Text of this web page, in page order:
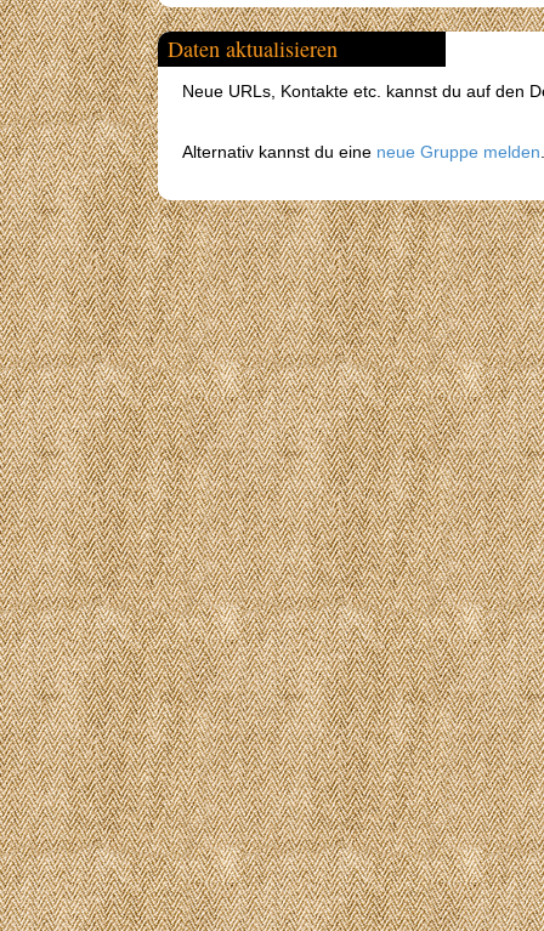
Daten aktualisieren
Neue URLs, Kontakte etc. kannst du auf den
Alternativ kannst du eine neue Gruppe melden